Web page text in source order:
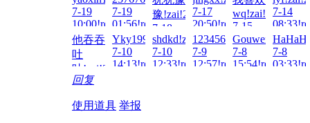
7-24
23:40!read!
7-19
10:00!read!
7-19
01:56!read!
豫!zai!2026-
7-18
00:06!read!
7-17
20:50!read!
wq!zai!2026-
7-15
23:30!read!
7-14
他吞吞
吐
吐!zai!2026-
7-10
Yky1996123!zai!2026-
7-10
14:13!read!
shdkd!zai!2026-
7-10
12:33!read!
123456Q!zai!2026-
7-9
12:57!read!
7-8
15:54!read!
7-8
回复
使用道具 举报